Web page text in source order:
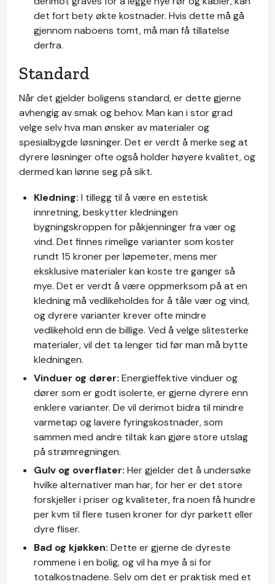
det fort bety økte kostnader. Hvis dette må gå
gjennom naboens tomt, må man få tillatelse
derfra.
Standard
Når det gjelder boligens standard, er dette gjerne
avhengig av smak og behov. Man kan i stor grad
velge selv hva man ønsker av materialer og
spesialbygde løsninger. Det er verdt å merke seg at
dyrere løsninger ofte også holder høyere kvalitet, og
dermed kan lønne seg på sikt.
Kledning: I tillegg til å være en estetisk
innretning, beskytter kledningen
bygningskroppen for påkjenninger fra vær og
vind. Det finnes rimelige varianter som koster
rundt 15 kroner per løpemeter, mens mer
eksklusive materialer kan koste tre ganger så
mye. Det er verdt å være oppmerksom på at en
kledning må vedlikeholdes for å tåle vær og vind,
og dyrere varianter krever ofte mindre
vedlikehold enn de billige. Ved å velge slitesterke
materialer, vil det ta lenger tid før man må bytte
kledningen.
Vinduer og dører: Energieffektive vinduer og
dører som er godt isolerte, er gjerne dyrere enn
enklere varianter. De vil derimot bidra til mindre
varmetap og lavere fyringskostnader, som
sammen med andre tiltak kan gjøre store utslag
på strømregningen.
Gulv og overflater: Her gjelder det å undersøke
hvilke alternativer man har, for her er det store
forskjeller i priser og kvaliteter, fra noen få hundre
per kvm til flere tusen kroner for dyr parkett eller
dyre fliser.
Bad og kjøkken: Dette er gjerne de dyreste
rommene i en bolig, og vil ha mye å si for
totalkostnadene. Selv om det er praktisk med et